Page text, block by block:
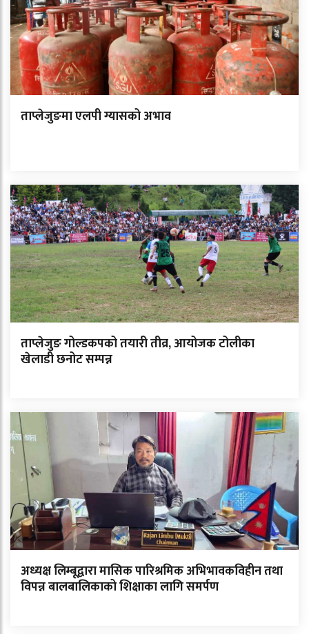
ताप्लेजुङमा एलपी ग्यासको अभाव
ताप्लेजुङ गोल्डकपको तयारी तीव्र, आयोजक टोलीका
खेलाडी छनोट सम्पन्न
अध्यक्ष लिम्बूद्वारा मासिक पारिश्रमिक अभिभावकविहीन तथा
विपन्न बालबालिकाको शिक्षाका लागि समर्पण